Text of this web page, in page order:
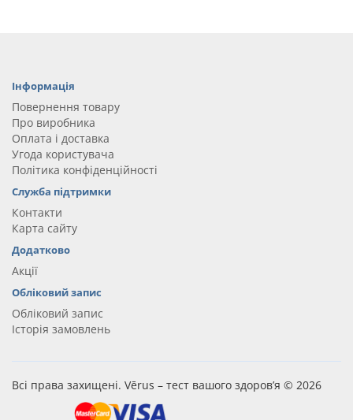
Інформація
Повернення товару
Про виробника
Оплата і доставка
Угода користувача
Політика конфіденційності
Служба підтримки
Контакти
Карта сайту
Додатково
Акції
Обліковий запис
Обліковий запис
Історія замовлень
Всі права захищені. Vērus – тест вашого здоров’я © 2026